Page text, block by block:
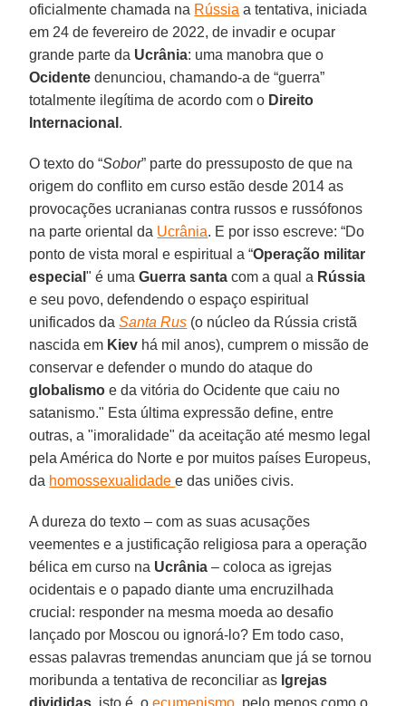
oficialmente chamada na Rússia a tentativa, iniciada
em 24 de fevereiro de 2022, de invadir e ocupar
grande parte da Ucrânia: uma manobra que o
Ocidente denunciou, chamando-a de “guerra”
totalmente ilegítima de acordo com o Direito
Internacional .
O texto do “Sobor” parte do pressuposto de que na
origem do conflito em curso estão desde 2014 as
provocações ucranianas contra russos e russófonos
na parte oriental da Ucrânia. E por isso escreve: “Do
ponto de vista moral e espiritual a “Operação militar
especial" é umaGuerra santa com a qual a Rússia
e seu povo, defendendo o espaço espiritual
unificados daSanta Rus (o núcleo da Rússia cristã
nascida em Kiev há mil anos), cumprem o missão de
conservar e defender o mundo do ataque do
globalismo e da vitória do Ocidente que caiu no
satanismo." Esta última expressão define, entre
outras, a "imoralidade" da aceitação até mesmo legal
pela América do Norte e por muitos países Europeus,
da homossexualidadee das uniões civis.
A dureza do texto – com as suas acusações
veementes e a justificação religiosa para a operação
bélica em curso na Ucrânia – coloca as igrejas
ocidentais e o papado diante uma encruzilhada
crucial: responder na mesma moeda ao desafio
lançado por Moscou ou ignorá-lo? Em todo caso,
essas palavras tremendas anunciam que já se tornou
moribunda a tentativa de reconciliar as Igrejas
divididas , isto é, oecumenismo , pelo menos como o